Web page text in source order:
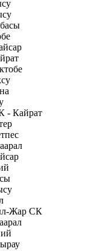
- Кайрат
Жар СК